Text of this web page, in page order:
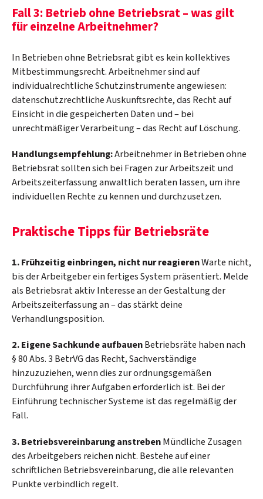
Fall 3: Betrieb ohne Betriebsrat – was gilt
für einzelne Arbeitnehmer?
In Betrieben ohne Betriebsrat gibt es kein kollektives
Mitbestimmungsrecht. Arbeitnehmer sind auf
individualrechtliche Schutzinstrumente angewiesen:
datenschutzrechtliche Auskunftsrechte, das Recht auf
Einsicht in die gespeicherten Daten und – bei
unrechtmäßiger Verarbeitung – das Recht auf Löschung.
Handlungsempfehlung:Arbeitnehmer in Betrieben ohne
Betriebsrat sollten sich bei Fragen zur Arbeitszeit und
Arbeitszeiterfassung anwaltlich beraten lassen, um ihre
individuellen Rechte zu kennen und durchzusetzen.
Praktische Tipps für Betriebsräte
1. Frühzeitig einbringen, nicht nur reagierenWarte nicht,
bis der Arbeitgeber ein fertiges System präsentiert. Melde
als Betriebsrat aktiv Interesse an der Gestaltung der
Arbeitszeiterfassung an – das stärkt deine
Verhandlungsposition.
2. Eigene Sachkunde aufbauenBetriebsräte haben nach
§ 80 Abs. 3 BetrVG das Recht, Sachverständige
hinzuzuziehen, wenn dies zur ordnungsgemäßen
Durchführung ihrer Aufgaben erforderlich ist. Bei der
Einführung technischer Systeme ist das regelmäßig der
Fall.
3. Betriebsvereinbarung anstrebenMündliche Zusagen
des Arbeitgebers reichen nicht. Bestehe auf einer
schriftlichen Betriebsvereinbarung, die alle relevanten
Punkte verbindlich regelt.